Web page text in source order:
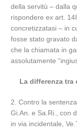
della servitù – dalla
rispondere ex art.
concretizzatasi – in
fosse stato gravato
che la chiamata in
assolutamente
La differenza tra
2. Contro la
Gi.An. e Sa.Ri., con
in via incidentale,